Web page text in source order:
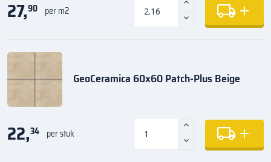
27,90 per m2
GeoCeramica 60x60 Patch-Plus Beige
22,34 per stuk